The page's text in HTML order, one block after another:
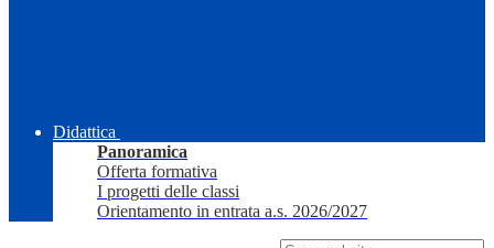
Didattica
Panoramica
Offerta formativa
I progetti delle classi
Orientamento in entrata a.s. 2026/2027